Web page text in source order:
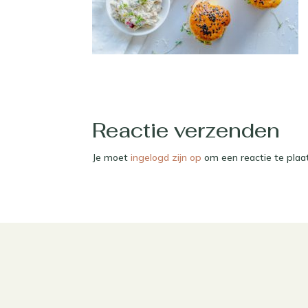
Reactie verzenden
Je moetingelogd zijn op om een reactie te